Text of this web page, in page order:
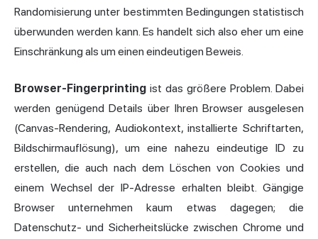
Randomisierung unter bestimmten Bedingungen statistisch
überwunden werden kann. Es handelt sich also eher um eine
Einschränkung als um einen eindeutigen Beweis.
Browser-Fingerprinting ist das größere Problem. Dabei
werden genügend Details über Ihren Browser ausgelesen
(Canvas-Rendering, Audiokontext, installierte Schriftarten,
Bildschirmauflösung), um eine nahezu eindeutige ID zu
erstellen, die auch nach dem Löschen von Cookies und
einem Wechsel der IP-Adresse erhalten bleibt. Gängige
Browser unternehmen kaum etwas dagegen; die
Datenschutz- und Sicherheitslücke zwischen Chrome und